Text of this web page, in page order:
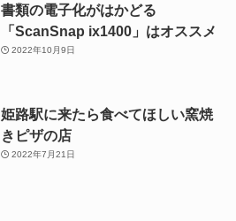
書類の電子化がはかどる
「ScanSnap ix1400」はオススメ
2022年10月9日
姫路駅に来たら食べてほしい窯焼
きピザの店
2022年7月21日